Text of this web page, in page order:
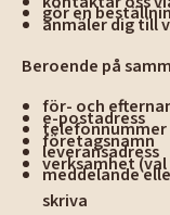
gör en
anmäler dig till
Beroende på
för- och
e-postadress
telefonnummer
företagsnamn
leveransadress
verksamhet
meddelande
skriva